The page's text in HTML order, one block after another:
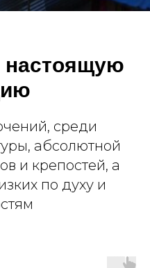
настоящую
среди
абсолютной
и крепостей, а
по духу и